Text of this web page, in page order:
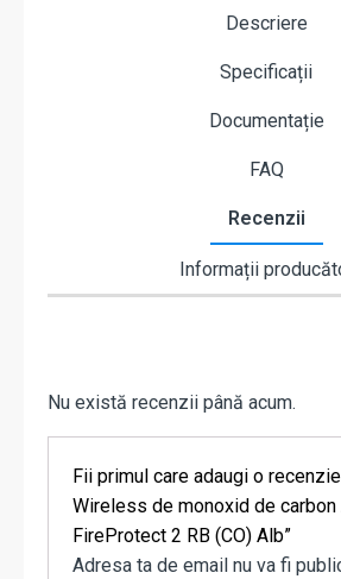
Descriere
Specificații
Documentație
FAQ
Recenzii
Informații
Nu există recenzii până acum.
Fii primul care adaugi o
Wireless de monoxid de carbon
FireProtect 2 RB (CO) Alb”
Adresa ta de email nu va fi